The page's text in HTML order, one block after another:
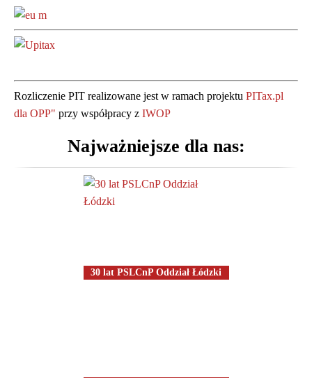
Pomoc dla osób starszych
Rozszerzamy nasze działania o
pomoc osobom starszym.
42 277 17 73
Rozliczenie PIT realizowane jest w ramach projektu PITax.pl
dla OPP" przy współpracy z IWOP
Najważniejsze dla nas:
30 lat PSLCnP Oddział Łódzki